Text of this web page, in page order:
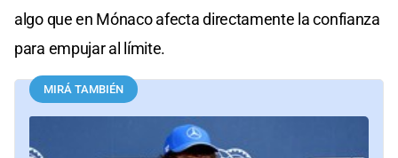
algo que en Mónaco afecta directamente la confianza
para empujar al límite.
MIRÁ TAMBIÉN